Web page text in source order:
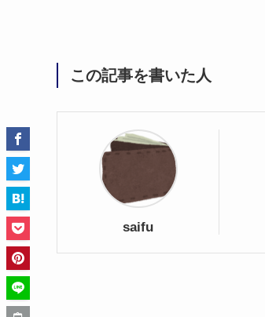
この記事を書いた人
saifu